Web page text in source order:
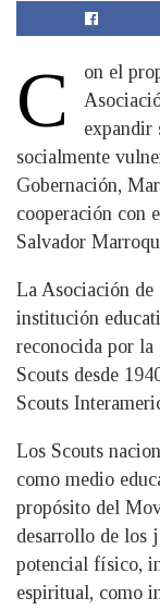
C
on el
expandir
socialmente
Gobernación,
cooperación con
Salvador
La Asociación de
institución
reconocida por
Scouts desde
Scouts
Los Scouts
como medio
propósito del
desarrollo de los
potencial físico,
espiritual, como